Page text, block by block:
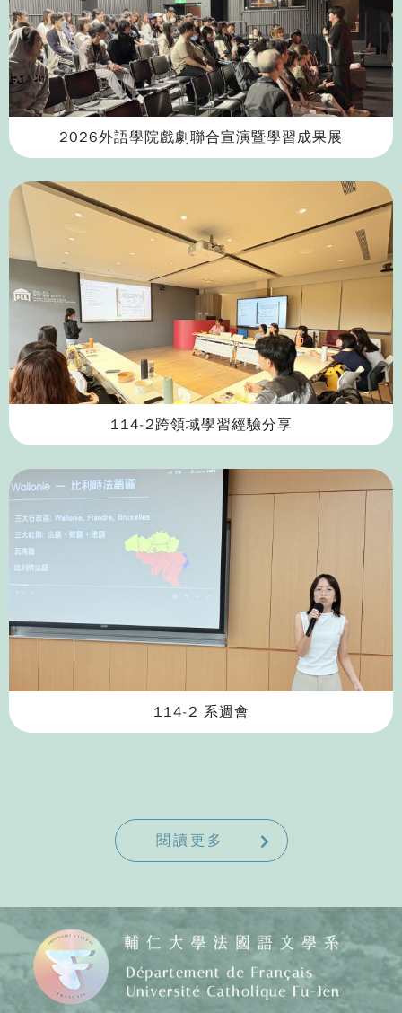
of
2026外語學院戲劇聯合宣演暨學習成果展
114-2跨領域學習經驗分享
114-2 系週會
閱讀更多